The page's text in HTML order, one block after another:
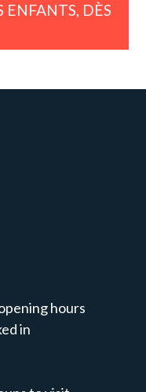
ENFANTS, DÈS
hours
in